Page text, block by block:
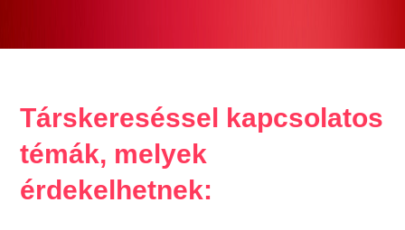
Társkereséssel kapcsolatos
témák, melyek
érdekelhetnek: